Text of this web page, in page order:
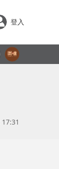
登入